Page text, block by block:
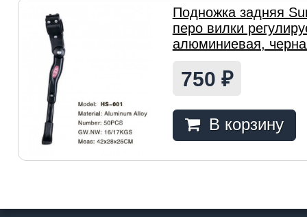
Подножка задняя
перо вилки
алюминиевая,
750 ₽
В корзину